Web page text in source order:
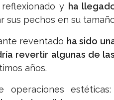
y ha
sus pechos en su
reventado ha sido
revertir algunas de
años.
estéticas: